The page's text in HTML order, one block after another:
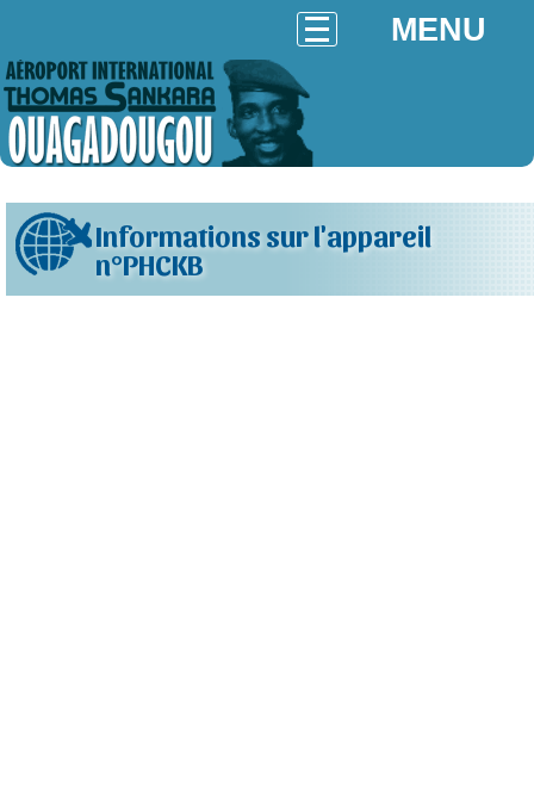
MENU
Informations sur l'appareil
n°PHCKB